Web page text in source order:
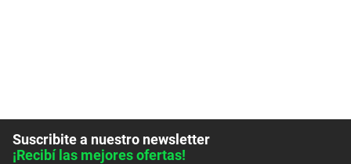
Suscribite a nuestro newsletter
¡Recibí las mejores ofertas!